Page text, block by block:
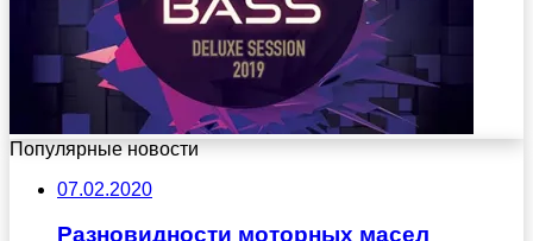
Популярные новости
07.02.2020
Разновидности моторных масел